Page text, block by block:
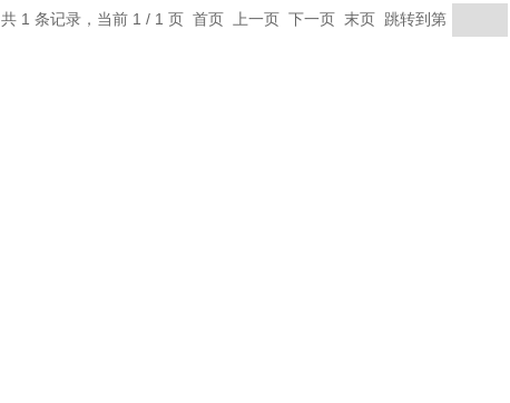
共 1 条记录，当前 1 / 1 页 首页 上一页 下一页 末页 跳转到第